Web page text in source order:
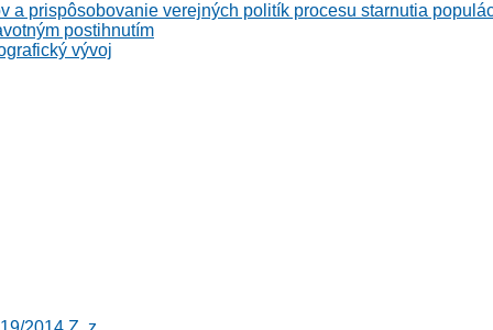
a prispôsobovanie verejných politík procesu starnutia
postihnutím
vývoj